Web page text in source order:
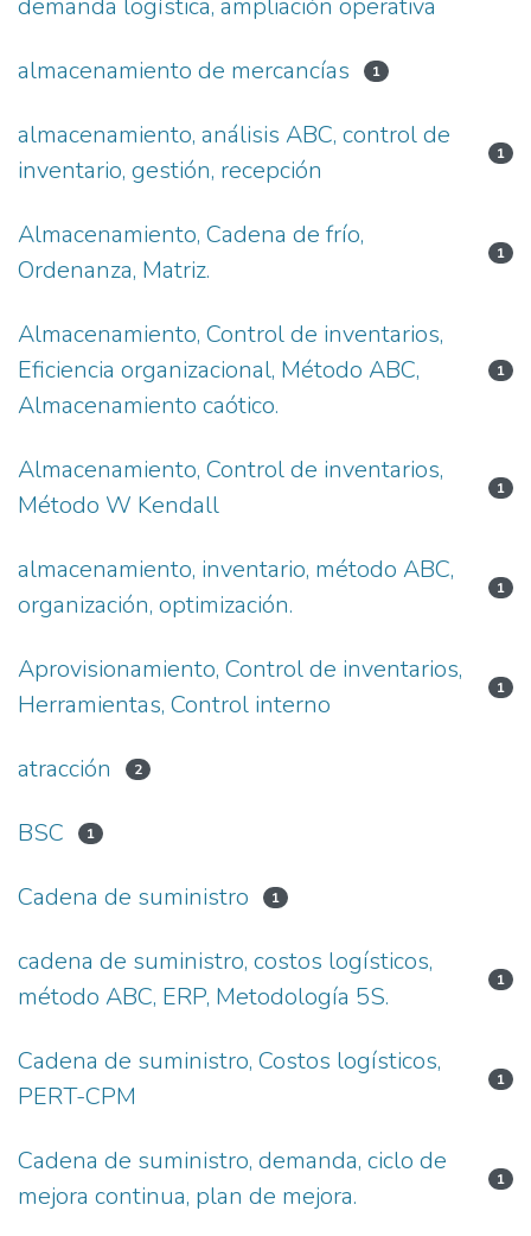
demanda logística, ampliación operativa
almacenamiento de mercancías 1
almacenamiento, análisis ABC, control de
inventario, gestión, recepción
1
Almacenamiento, Cadena de frío,
Ordenanza, Matriz.
1
Almacenamiento, Control de inventarios,
Eficiencia organizacional, Método ABC,
Almacenamiento caótico.
1
Almacenamiento, Control de inventarios,
Método W Kendall
1
almacenamiento, inventario, método ABC,
organización, optimización.
1
Aprovisionamiento, Control de inventarios,
Herramientas, Control interno
1
atracción 2
BSC 1
Cadena de suministro 1
cadena de suministro, costos logísticos,
método ABC, ERP, Metodología 5S.
1
Cadena de suministro, Costos logísticos,
PERT-CPM
1
Cadena de suministro, demanda, ciclo de
mejora continua, plan de mejora.
1